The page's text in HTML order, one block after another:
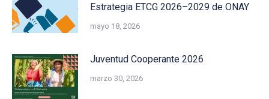
Estrategia ETCG 2026–2029 de ONAY
mayo 18, 2026
Juventud Cooperante 2026
marzo 30, 2026